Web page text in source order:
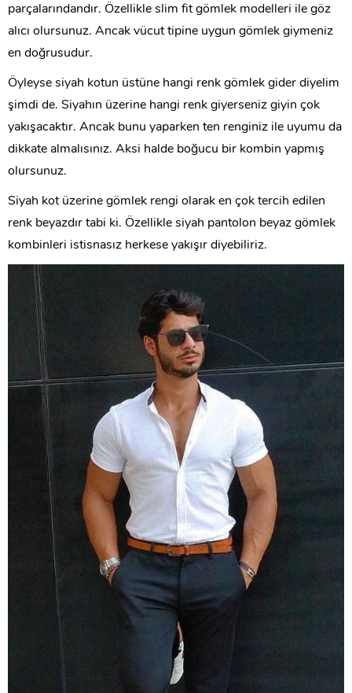
parçalarındandır. Özellikle slim fit gömlek modelleri ile göz
alıcı olursunuz. Ancak vücut tipine uygun gömlek giymeniz
en doğrusudur.
Öyleyse siyah kotun üstüne hangi renk gömlek gider diyelim
şimdi de. Siyahın üzerine hangi renk giyerseniz giyin çok
yakışacaktır. Ancak bunu yaparken ten renginiz ile uyumu da
dikkate almalısınız. Aksi halde boğucu bir kombin yapmış
olursunuz.
Siyah kot üzerine gömlek rengi olarak en çok tercih edilen
renk beyazdır tabi ki. Özellikle siyah pantolon beyaz gömlek
kombinleri istisnasız herkese yakışır diyebiliriz.